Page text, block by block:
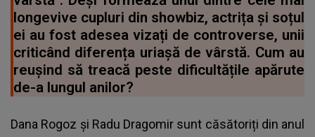
longevive cupluri din showbiz, actrița și soțul
ei au fost adesea vizați de controverse, unii
criticând diferența uriașă de vârstă. Cum au
reușind să treacă peste dificultățile apărute
de-a lungul anilor?
Dana Rogoz și Radu Dragomir sunt căsătoriți din anul